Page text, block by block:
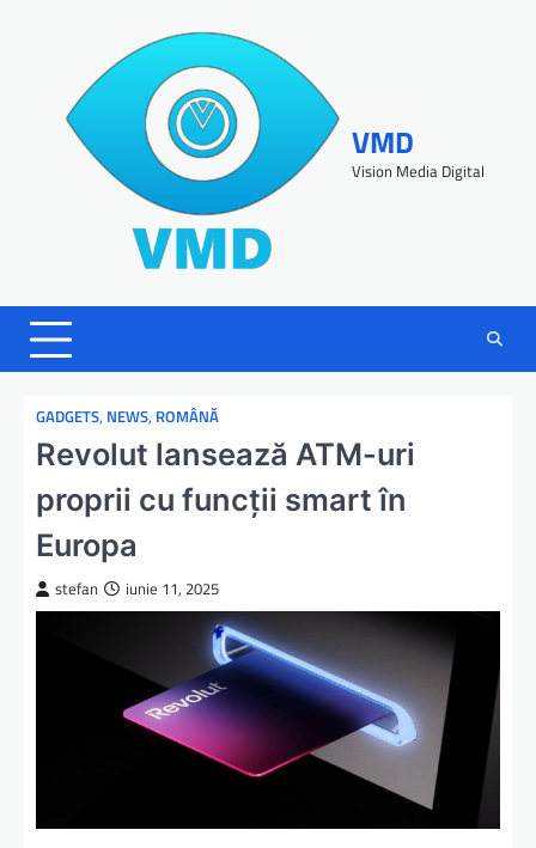
VMD
Vision Media Digital
GADGETS, NEWS, ROMÂNĂ
Revolut lansează ATM-uri
proprii cu funcții smart în
Europa
stefan iunie 11, 2025